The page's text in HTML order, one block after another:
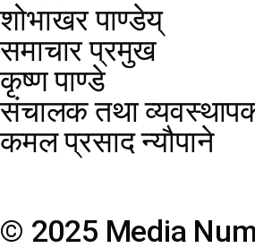
शोभाखर पाण्डेय्
समाचार प्रमुख
कृष्ण पाण्डे
संचालक तथा
कमल प्रसाद न्यौपाने
© 2025 Media